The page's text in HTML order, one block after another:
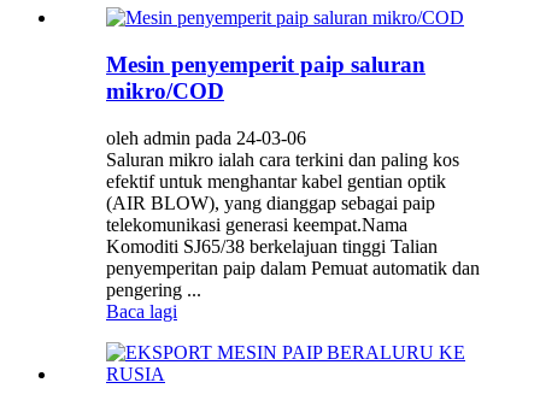
Mesin penyemperit paip saluran
mikro/COD
oleh admin pada 24-03-06
Saluran mikro ialah cara terkini dan paling kos
efektif untuk menghantar kabel gentian optik
(AIR BLOW), yang dianggap sebagai paip
telekomunikasi generasi keempat.Nama
Komoditi SJ65/38 berkelajuan tinggi Talian
penyemperitan paip dalam Pemuat automatik dan
pengering ...
Baca lagi